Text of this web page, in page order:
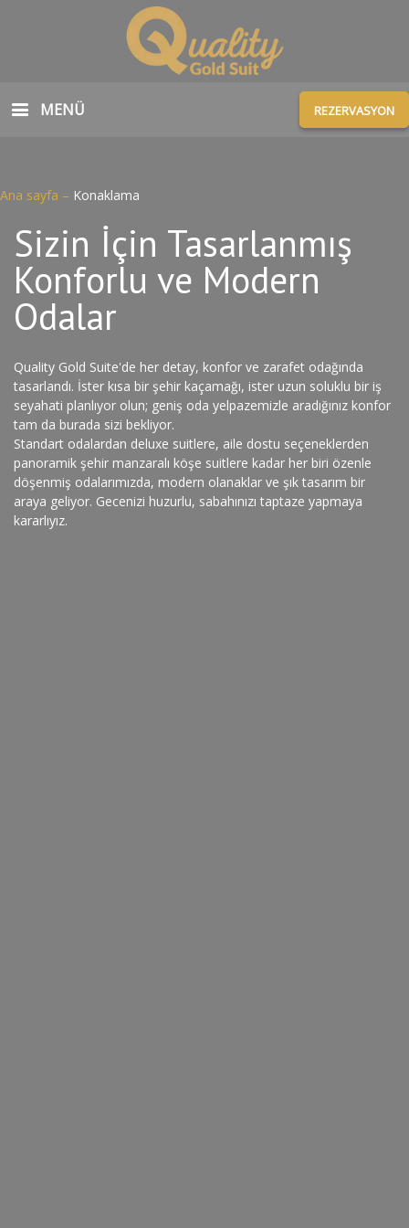
MENÜ REZERVASYON
Ana sayfa – Konaklama
Sizin İçin Tasarlanmış
Konforlu ve Modern
Odalar
Quality Gold Suite'de her detay, konfor ve zarafet odağında
tasarlandı. İster kısa bir şehir kaçamağı, ister uzun soluklu bir iş
seyahati planlıyor olun; geniş oda yelpazemizle aradığınız konfor
tam da burada sizi bekliyor.
Standart odalardan deluxe suitlere, aile dostu seçeneklerden
panoramik şehir manzaralı köşe suitlere kadar her biri özenle
döşenmiş odalarımızda, modern olanaklar ve şık tasarım bir
araya geliyor. Gecenizi huzurlu, sabahınızı taptaze yapmaya
kararlıyız.